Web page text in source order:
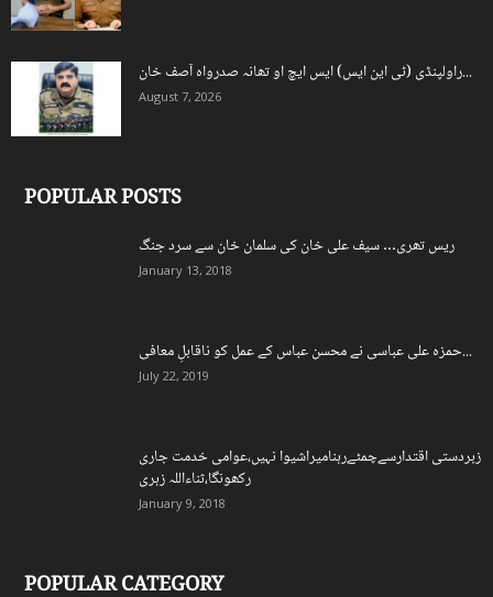
راولپنڈی (ٹی این ایس) ایس ایچ او تھانہ صدرواہ آصف خان...
August 7, 2026
POPULAR POSTS
ریس تھری… سیف علی خان کی سلمان خان سے سرد جنگ
January 13, 2018
حمزہ علی عباسی نے محسن عباس کے عمل کو ناقابلِ معافی...
July 22, 2019
زبردستی اقتدارسےچمٹےرہنامیراشیوا نہیں،عوامی خدمت جاری
رکھونگا،ثناءاللہ زہری
January 9, 2018
POPULAR CATEGORY